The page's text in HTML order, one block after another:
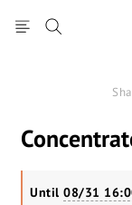
Until 08/31